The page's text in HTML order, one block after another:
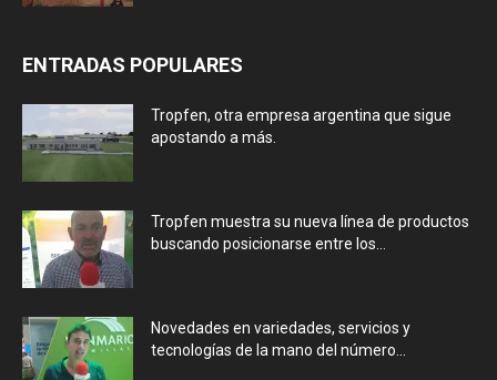
ENTRADAS POPULARES
Tropfen, otra empresa argentina que sigue
apostando a más.
Tropfen muestra su nueva línea de productos
buscando posicionarse entre los...
Novedades en variedades, servicios y
tecnologías de la mano del número...